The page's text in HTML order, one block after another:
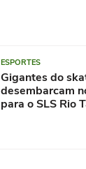
ESPORTES
Gigantes do
desembarcam
para o SLS Rio